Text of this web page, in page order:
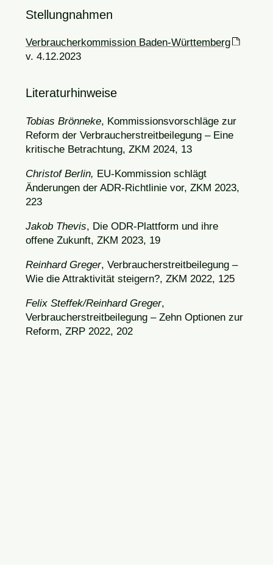
Stellungnahmen
Verbraucherkommission Baden-Württemberg
v. 4.12.2023
Literaturhinweise
Tobias Brönneke, Kommissionsvorschläge zur
Reform der Verbraucherstreitbeilegung – Eine
kritische Betrachtung, ZKM 2024, 13
Christof Berlin, EU-Kommission schlägt
Änderungen der ADR-Richtlinie vor, ZKM 2023,
223
Jakob Thevis, Die ODR-Plattform und ihre
offene Zukunft, ZKM 2023, 19
Reinhard Greger, Verbraucherstreitbeilegung –
Wie die Attraktivität steigern?, ZKM 2022, 125
Felix Steffek/Reinhard Greger,
Verbraucherstreitbeilegung – Zehn Optionen zur
Reform, ZRP 2022, 202